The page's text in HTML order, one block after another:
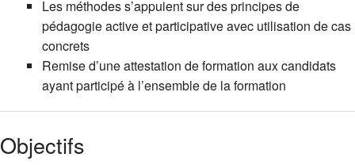
Les méthodes s’appuient sur des principes de
pédagogie active et participative avec utilisation de cas
concrets
Remise d’une attestation de formation aux candidats
ayant participé à l’ensemble de la formation
Objectifs